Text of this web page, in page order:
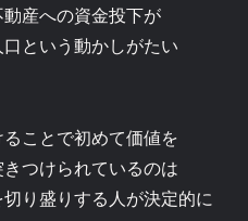
産への資金投下が
という動かしがたい
ことで初めて価値を
つけられているのは
り盛りする人が決定的に